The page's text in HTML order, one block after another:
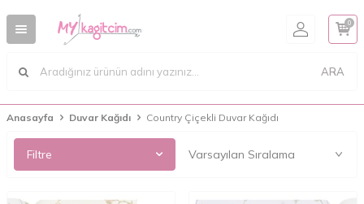
ARA
0
Anasayfa Duvar Kağıdı Country Çiçekli Duvar Kağıdı
Filtre